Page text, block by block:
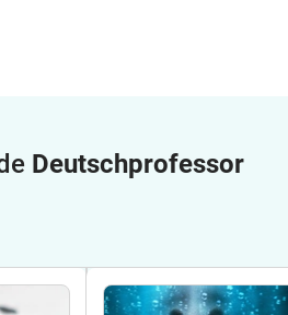
Deutschprofessor